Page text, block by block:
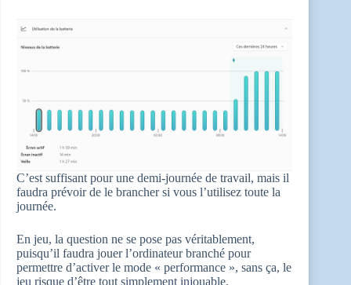
C’est suffisant pour une demi-journée de travail, mais il
faudra prévoir de le brancher si vous l’utilisez toute la
journée.
En jeu, la question ne se pose pas véritablement,
puisqu’il faudra jouer l’ordinateur branché pour
permettre d’activer le mode « performance », sans ça, le
jeu risque d’être tout simplement injouable.